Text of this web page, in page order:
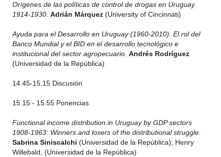
Orígenes de las políticas de control de drogas en Uruguay
1914-1930. Adrián Márquez (University of Cincinnati)
Ayuda para el Desarrollo en Uruguay (1960-2010). El rol del
Banco Mundial y el BID en el desarrollo tecnológico e
institucional del sector agropecuario. Andrés Rodríguez
(Universidad de la República)
14.45-15.15 Discusión
15.15 - 15.55 Ponencias
Functional income distribution in Uruguay by GDP sectors
1908-1963: Winners and losers of the distributional struggle.
Sabrina Siniscalchi (Universidad de la República); Henry
Willebald, (Universidad de la República)